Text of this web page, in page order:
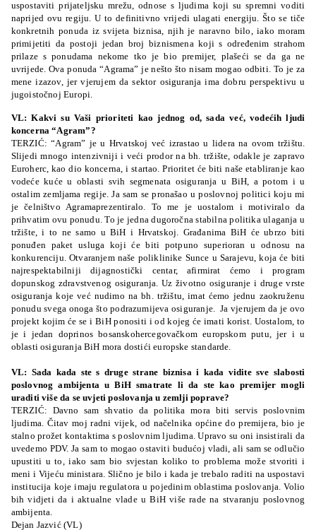
uspostaviti prijateljsku mrežu, odnose s ljudima koji su spremni voditi
naprijed ovu regiju. U to definitivno vrijedi ulagati energiju. Što se tiče
konkretnih ponuda iz svijeta biznisa, njih je naravno bilo, iako moram
primijetiti da postoji jedan broj biznismena koji s određenim strahom
prilaze s ponudama nekome tko je bio premijer, plašeći se da ga ne
uvrijede. Ova ponuda “Agrama” je nešto što nisam mogao odbiti. To je za
mene izazov, jer vjerujem da sektor osiguranja ima dobru perspektivu u
jugoistočnoj Europi.
VL: Kakvi su Vaši prioriteti kao jednog od, sada već, vodećih ljudi
koncerna “Agram”?
TERZIĆ: “Agram” je u Hrvatskoj već izrastao u lidera na ovom tržištu.
Slijedi mnogo intenzivniji i veći prodor na bh. tržište, odakle je zapravo
Euroherc, kao dio koncerna, i startao. Prioritet će biti naše etabliranje kao
vodeće kuće u oblasti svih segmenata osiguranja u BiH, a potom i u
ostalim zemljama regije. Ja sam se pronašao u poslovnoj politici koju mi
je čelništvo Agramaprezentiralo. To me je uostalom i motiviralo da
prihvatim ovu ponudu. To je jedna dugoročna stabilna politika ulaganja u
tržište, i to ne samo u BiH i Hrvatskoj. Građanima BiH će ubrzo biti
ponuđen paket usluga koji će biti potpuno superioran u odnosu na
konkurenciju. Otvaranjem naše poliklinike Sunce u Sarajevu, koja će biti
najrespektabilniji dijagnostički centar, afirmirat ćemo i program
dopunskog zdravstvenog osiguranja. Uz životno osiguranje i druge vrste
osiguranja koje već nudimo na bh. tržištu, imat ćemo jednu zaokruženu
ponudu svega onoga što podrazumijeva osiguranje. Ja vjerujem da je ovo
projekt kojim će se i BiH ponositi i od kojeg će imati korist. Uostalom, to
je i jedan doprinos bosanskohercegovačkom europskom putu, jer i u
oblasti osiguranja BiH mora dostići europske standarde.
VL: Sada kada ste s druge strane biznisa i kada vidite sve slabosti
poslovnog ambijenta u BiH smatrate li da ste kao premijer mogli
uraditi više da se uvjeti poslovanja u zemlji poprave?
TERZIĆ: Davno sam shvatio da politika mora biti servis poslovnim
ljudima. Čitav moj radni vijek, od načelnika općine do premijera, bio je
stalno prožet kontaktima s poslovnim ljudima. Upravo su oni insistirali da
uvedemo PDV. Ja sam to mogao ostaviti budućoj vladi, ali sam se odlučio
upustiti u to, iako sam bio svjestan koliko to problema može stvoriti i
meni i Vijeću ministara. Slično je bilo i kada je trebalo raditi na uspostavi
institucija koje imaju regulatora u pojedinim oblastima poslovanja. Volio
bih vidjeti da i aktualne vlade u BiH više rade na stvaranju poslovnog
ambijenta.
Dejan Jazvić (VL)